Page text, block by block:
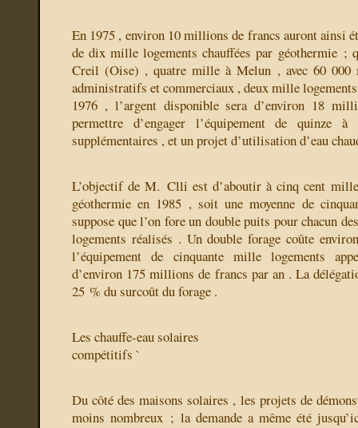
En 1975 , environ 10 millions de francs auront ainsi
de dix mille logements chauffées par géothermie ;
Creil (Oise) , quatre mille à Melun , avec 60 000
administratifs et commerciaux , deux mille
1976 , l’argent disponible sera d’environ 18
permettre d’engager l’équipement de quinze
supplémentaires , et un projet d’utilisation d’eau
L’objectif de M. Clli est d’aboutir à cinq cent
géothermie en 1985 , soit une moyenne de
suppose que l’on fore un double puits pour chacun
logements réalisés . Un double forage coûte
l’équipement de cinquante mille logements
d’environ 175 millions de francs par an . La
25 % du surcoût du forage .
Les chauffe-eau solaires
compétitifs `
Du côté des maisons solaires , les projets de
moins nombreux ; la demande a même été